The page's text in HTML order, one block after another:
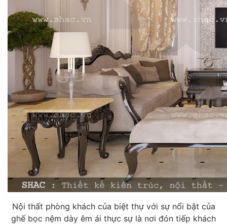
Nội thất phòng khách của biệt thự với sự nổi bật của
ghế bọc nệm dày êm ái thực sự là nơi đón tiếp khách